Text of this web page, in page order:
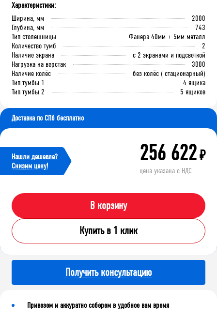
Крючок 80 мм.
В корзину
Крючок 125 мм.
В корзину
мм
В корзину
В корзину
Характеристики:
Ширина, мм
2000
Глубина, мм
743
Тип столешницы
Фанера 40мм + 5мм металл
Количество тумб
2
Наличие экрана
с 2 экранами и подсветкой
Нагрузка на верстак
3000
Наличие колёс
без колёс ( стационарный)
Тип тумбы 1
4 ящика
Тип тумбы 2
5 ящиков
Доставка по СПб бесплатно
Нашли дешевле?
Cнизим цену!
256 622₽
цена указана с НДС
В корзину
Купить в 1 клик
Получить консультацию
Привезем и аккуратно соберем в удобное вам время